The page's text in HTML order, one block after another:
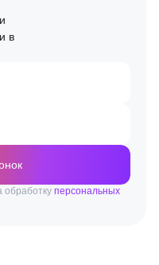
в
обработку персональных